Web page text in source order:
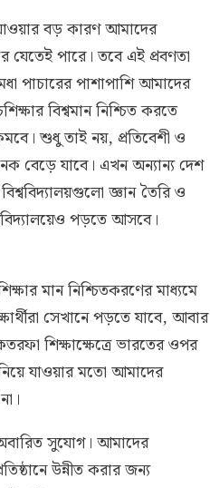
বড় কারণ আমাদের
যেতেই পারে। তবে এই প্রবণতা
পাচারের পাশাপাশি আমাদের
বিশ্বমান নিশ্চিত করতে
শুধু তাই নয়, প্রতিবেশী ও
বেড়ে যাবে। এখন অন্যান্য দেশ
জ্ঞান তৈরি ও
পড়তে আসবে।
মান নিশ্চিতকরণের মাধ্যমে
সেখানে পড়তে যাবে, আবার
শিক্ষাক্ষেত্রে ভারতের ওপর
যাওয়ার মতো আমাদের
সুযোগ। আমাদের
উন্নীত করার জন্য